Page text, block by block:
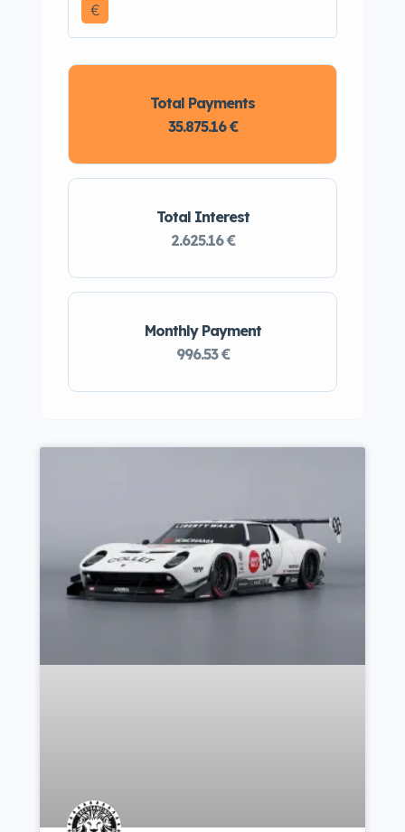
€
Monthly Payment
996.53 €
Total Interest
2.625.16 €
Total Payments
35.875.16 €